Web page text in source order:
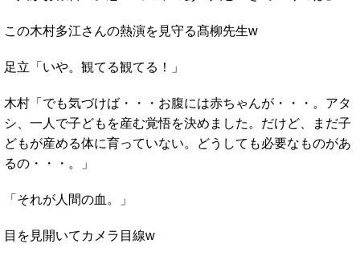
この木村多江さんの熱演を見守る髙柳先生w
足立「いや。観てる観てる！」
木村「でも気づけば・・・お腹には赤ちゃんが・・・。アタ
シ、一人で子どもを産む覚悟を決めました。だけど、まだ子
どもが産める体に育っていない。どうしても必要なものがあ
るの・・・。」
「それが人間の血。」
目を見開いてカメラ目線w